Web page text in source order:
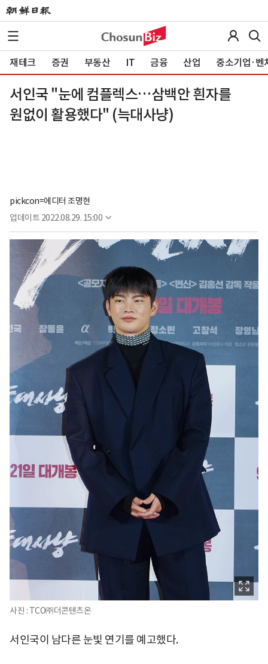
재테크 증권 부동산 IT 금융 산업 중소기업·벤
서인국 "눈에 컴플렉스…삼백안 흰자를
원없이 활용했다" (늑대사냥)
pickcon=에디터 조명현
업데이트 2022.08.29. 15:00
사진 : TCO㈜더콘텐츠온
서인국이 남다른 눈빛 연기를 예고했다.